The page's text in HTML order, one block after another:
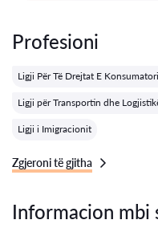
Profesioni
Ligji Për Të Drejtat E
Ligji për Transportin dhe
Ligji i Imigracionit
Zgjeroni të gjitha
Informacion mbi